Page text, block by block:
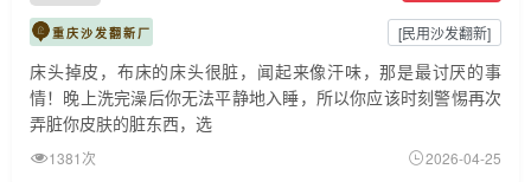
重庆沙发翻新厂 [民用沙发翻新]
床头掉皮，布床的床头很脏，闻起来像汗味，那是最讨厌的事
情！晚上洗完澡后你无法平静地入睡，所以你应该时刻警惕再次
弄脏你皮肤的脏东西，选
1381次 2026-04-25